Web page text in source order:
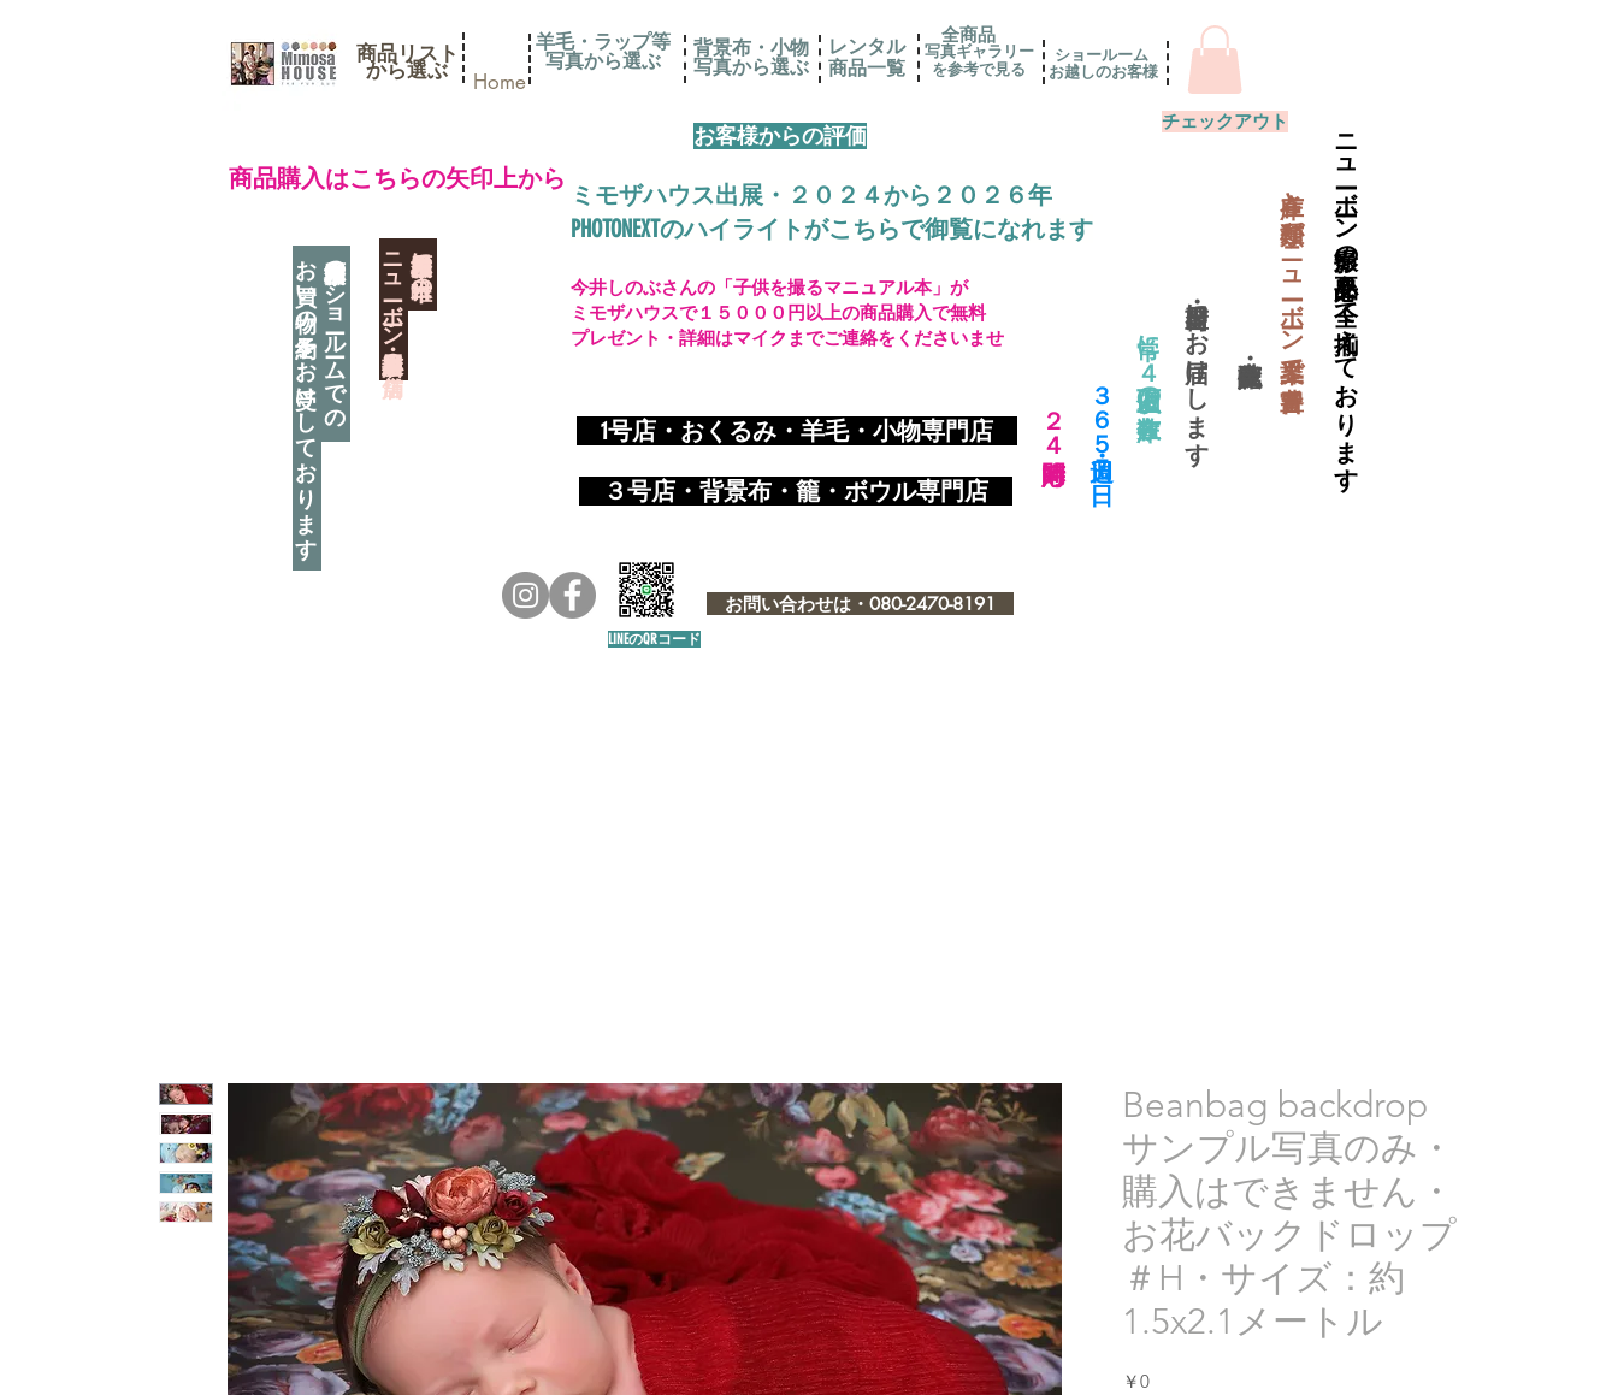
商品リスト
​から選ぶ Home
​商品購入はこちらの矢印上から
神奈川県相模原市に日本唯一の
​ニューボーン撮影用小道具店・３店舗
羊毛・ラップ等
写真から選ぶ
背景布・小物
​写真から選ぶ
レンタル
​商品一覧
写真ギャラリー
を参考で見る
全商品
お客様からの評価
ミモザハウス出展・２０２４から２０２６年
PHOTONEXTのハイライトがこちらで御覧になれます
神奈川県相模原市のショールームでの
お買い物の予約をお受けしております 1号店・おくるみ・羊毛・小物専門店
​ ３号店・背景布・籠・ボウル専門店
お問い合わせは・080-2470-8191
ショールーム
お越しのお客様
チェックアウト
​２４時間対応 ​３６５日・週７日
常に４万個以上の在庫数 当日出荷・翌日にお届けします
​在庫と種類がニューボーン業界で一番豊富ニューボーン撮影の必要品を全て揃えております
今井しのぶさんの「子供を撮るマニュアル本」が
ミモザハウスで１５０００円以上の商品購入で無料
プレゼント・詳細はマイクまでご連絡をくださいませ
LINEのQRコード
Beanbag backdrop
サンプル写真のみ・
購入はできません・
お花バックドロップ
＃H・サイズ：約
1.5x2.1メートル
￥0価